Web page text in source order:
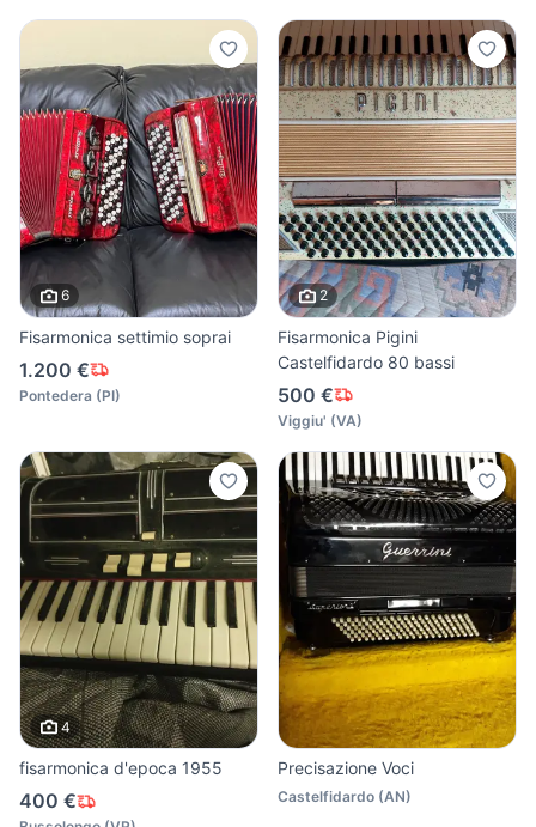
6
Fisarmonica settimio soprai
1.200 €
Pontedera (PI)
2
Fisarmonica Pigini
Castelfidardo 80 bassi
500 €
Viggiu' (VA)
4
fisarmonica d'epoca 1955
400 €
Precisazione Voci
Castelfidardo (AN)